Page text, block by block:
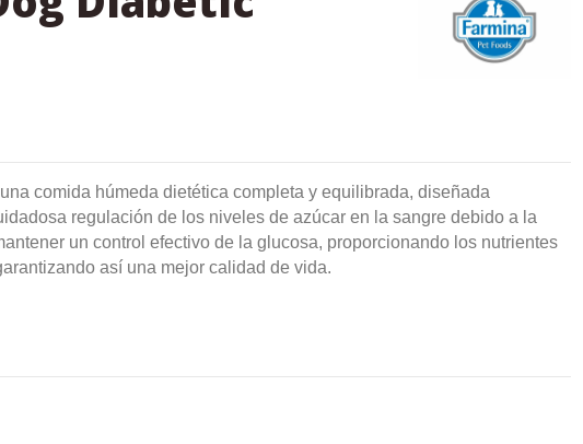
comida húmeda dietética completa y equilibrada, diseñada
regulación de los niveles de azúcar en la sangre debido a la
un control efectivo de la glucosa, proporcionando los nutrientes
así una mejor calidad de vida.